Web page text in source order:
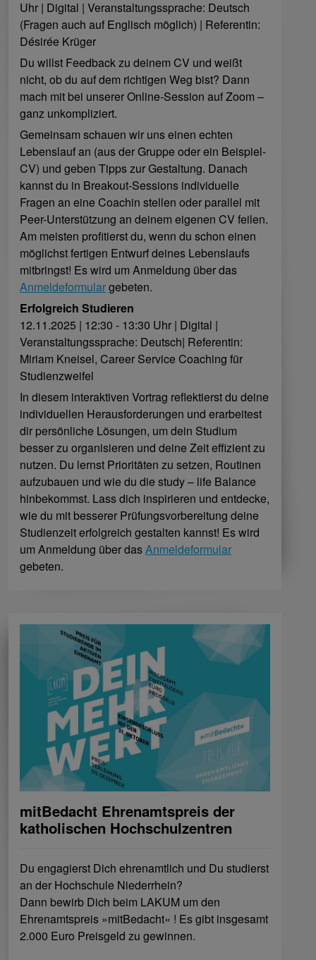
Uhr | Digital | Veranstaltungssprache: Deutsch
(Fragen auch auf Englisch möglich) | Referentin:
Désirée Krüger
Du willst Feedback zu deinem CV und weißt
nicht, ob du auf dem richtigen Weg bist? Dann
mach mit bei unserer Online-Session auf Zoom –
ganz unkompliziert.
Gemeinsam schauen wir uns einen echten
Lebenslauf an (aus der Gruppe oder ein Beispiel-
CV) und geben Tipps zur Gestaltung. Danach
kannst du in Breakout-Sessions individuelle
Fragen an eine Coachin stellen oder parallel mit
Peer-Unterstützung an deinem eigenen CV feilen.
Am meisten profitierst du, wenn du schon einen
möglichst fertigen Entwurf deines Lebenslaufs
mitbringst! Es wird um Anmeldung über das
Anmeldeformulargebeten.
Erfolgreich Studieren
12.11.2025 | 12:30 - 13:30 Uhr | Digital |
Veranstaltungssprache: Deutsch| Referentin:
Miriam Kneisel, Career Service Coaching für
Studienzweifel
In diesem interaktiven Vortrag reflektierst du deine
individuellen Herausforderungen und erarbeitest
dir persönliche Lösungen, um dein Studium
besser zu organisieren und deine Zeit effizient zu
nutzen. Du lernst Prioritäten zu setzen, Routinen
aufzubauen und wie du die study – life Balance
hinbekommst. Lass dich inspirieren und entdecke,
wie du mit besserer Prüfungsvorbereitung deine
Studienzeit erfolgreich gestalten kannst! Es wird
um Anmeldung über dasAnmeldeformular
gebeten.
mitBedacht Ehrenamtspreis der
katholischen Hochschulzentren
Du engagierst Dich ehrenamtlich und Du studierst
an der Hochschule Niederrhein?
Dann bewirb Dich beim LAKUM um den
Ehrenamtspreis »mitBedacht« ! Es gibt insgesamt
2.000 Euro Preisgeld zu gewinnen.